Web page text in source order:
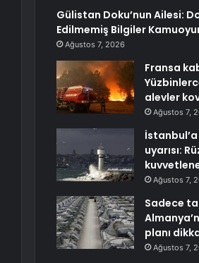
Gülistan Doku’nun Ailesi:
Edilmemiş Bilgiler
Ağustos 7, 2026
Fransa
alevler
Ağustos 7,
uyarısı:
Ağustos 7,
Sadece
planı
Ağustos 7,